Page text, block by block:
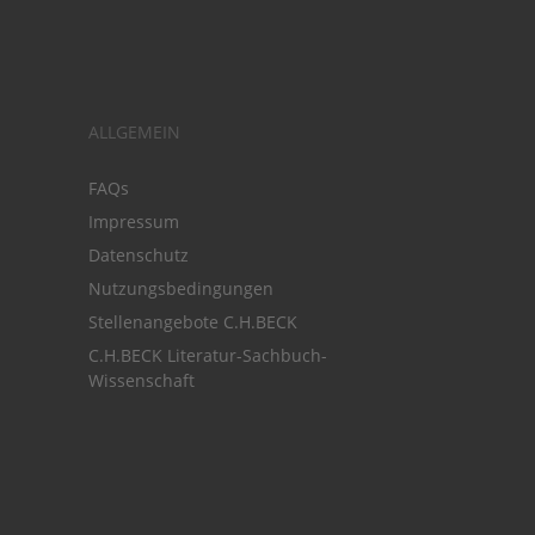
ALLGEMEIN
FAQs
Impressum
Datenschutz
Nutzungsbedingungen
Stellenangebote C.H.BECK
C.H.BECK Literatur-Sachbuch-
Wissenschaft